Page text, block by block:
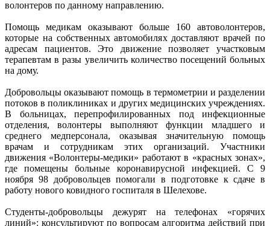
волонтеров по данному направлению.
Помощь медикам оказывают больше 160 автоволонтеров,
которые на собственных автомобилях доставляют врачей по
адресам пациентов. Это движение позволяет участковым
терапевтам в разы увеличить количество посещений больных
на дому.
Добровольцы оказывают помощь в термометрии и разделении
потоков в поликлиниках и других медицинских учреждениях.
В больницах, перепрофилированных под инфекционные
отделения, волонтеры выполняют функции младшего и
среднего медперсонала, оказывая значительную помощь
врачам и сотрудникам этих организаций. Участники
движения «Волонтеры-медики» работают в «красных зонах»,
где помещены больные коронавирусной инфекцией. С 9
ноября 98 добровольцев помогали в подготовке к сдаче в
работу нового ковидного госпиталя в Шелехове.
Студенты-добровольцы дежурят на телефонах «горячих
линий»: консультируют по вопросам алгоритма действий при